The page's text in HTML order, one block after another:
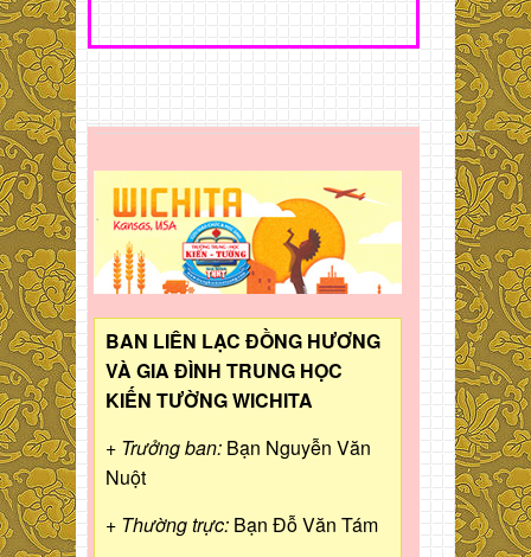
BAN LIÊN LẠC ĐỒNG HƯƠNG
VÀ GIA ĐÌNH TRUNG HỌC
KIẾN TƯỜNG WICHITA
+ Trưởng ban: Bạn Nguyễn Văn
Nuột
+ Thường trực: Bạn Đỗ Văn Tám